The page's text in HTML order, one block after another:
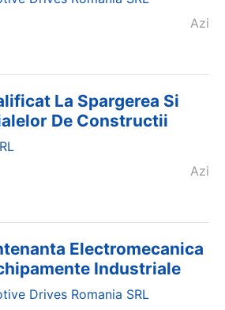
Azi
La Spargerea Si
De Constructii
Azi
Electromecanica
Industriale
Drives Romania SRL